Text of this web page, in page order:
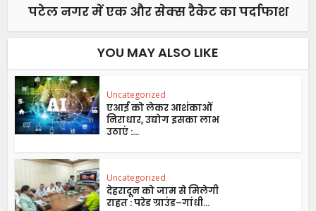
पटेल नगर में एक और सेक्स रैकेट का पर्दाफाश
YOU MAY ALSO LIKE
Uncategorized
एआई को लेकर आशंकाओं
निराधार, उद्योग इसका लाभ
उठाएं :...
Uncategorized
देहरादून को जाम से मिलेगी
राहत : परेड ग्राउंड–गांधी...